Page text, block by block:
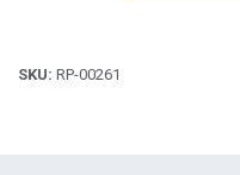
SKU: RP-00261